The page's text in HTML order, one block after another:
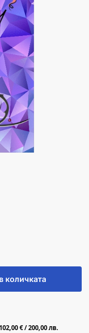
количката
€ / 200,00 лв.